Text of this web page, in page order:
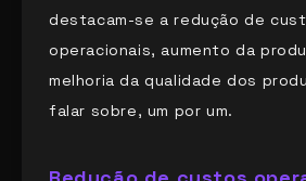
destacam-se a redução de
operacionais, aumento da
melhoria da qualidade dos
falar sobre, um por um.